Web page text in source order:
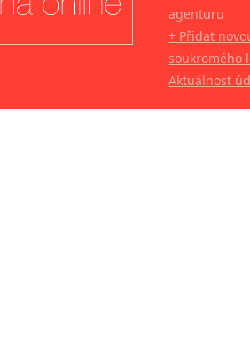
agenturu
+ Přidat
soukromého
Aktuálnost